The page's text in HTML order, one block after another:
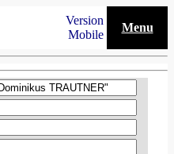
Version
Mobile
Menu